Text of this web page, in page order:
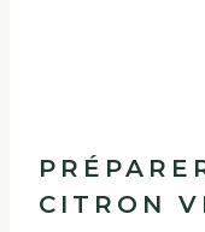
CITRON